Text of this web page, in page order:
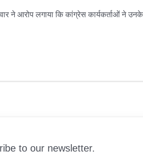
ने आरोप लगाया कि कांग्रेस कार्यकर्ताओं ने
to our newsletter.